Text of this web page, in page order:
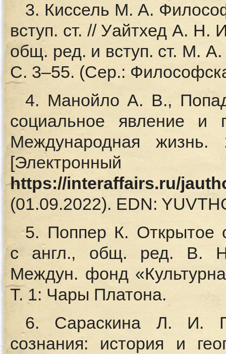
3. Киссель М. А.
вступ. ст. // Уайтхед А.
общ. ред. и вступ. ст. М.
С. 3–55. (Сер.:
4. Манойло А. В.,
социальное явление и
Международная
https://interaffairs.ru/
(01.09.2022). EDN:
5. Поппер К. Открытое
с англ., общ. ред. В.
Междун. фонд
Т. 1: Чары Платона.
6. Сараскина Л. И.
сознания: история и